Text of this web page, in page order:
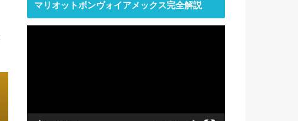
マリオットボンヴォイアメックス完全解説